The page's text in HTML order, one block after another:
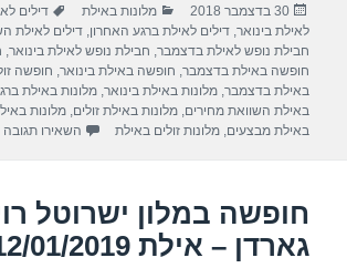
e
b
o
o
s
A
p
p
gr
a
m
e
פורסם
בתאריך
30 בדצמבר 2018 קטגוריות
מלונות באילת תגיות
דילים
לאילת בינואר ,דילים לאילת ברגע האחרון ,דילים לאילת
חבילת נופש לאילת בדצמבר חבילת נופש לאילת בינואר
חופשה באילת בדצמבר חופשה באילת בינואר חופשה
באילת בדצמבר ,מלונות באילת בינואר ,מלונות באילת
באילת השוואת מחירים ,מלונות באילת זולים ,מלונות
באילת מבצעים ,מלונות זולים באילת השאירו תגובה
חופשה במלון ישרוטל
גארדן – אילת 12/01/2019